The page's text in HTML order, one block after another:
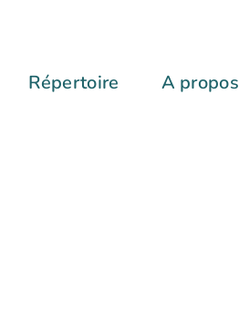
Répertoire A propos